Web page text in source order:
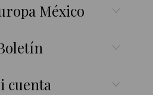
México
cuenta